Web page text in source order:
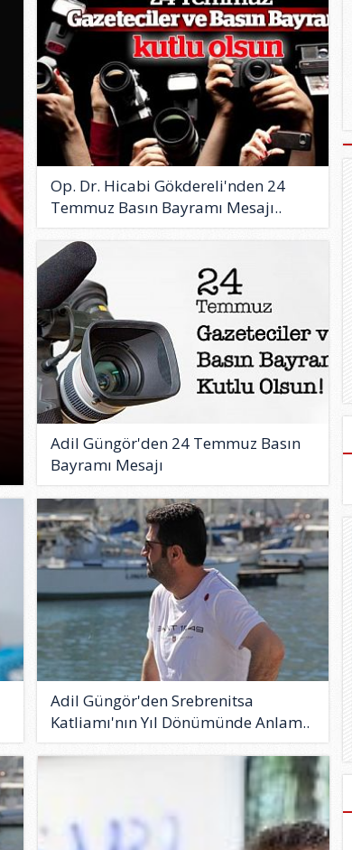
Op. Dr. Hicabi Gökdereli'nden 24
Temmuz Basın Bayramı Mesajı..
Adil Güngör'den 24 Temmuz Basın
Bayramı Mesajı
Adil Güngör'den Srebrenitsa
Katliamı'nın Yıl Dönümünde Anlam..